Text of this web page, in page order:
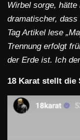
Wirbel sorge,
dramatischer,
Tag Artikel lese
Trennung erfolgt
der Erde ist. Ich
18 Karat stellt die